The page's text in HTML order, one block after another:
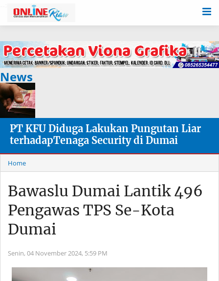
News
PT KFU Diduga Lakukan Pungutan Liar
terhadapTenaga Security di Dumai
Home
Bawaslu Dumai Lantik 496
Pengawas TPS Se-Kota
Dumai
Senin, 04 November 2024, 5:59 PM